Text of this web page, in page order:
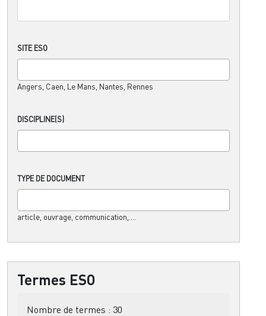
SITE ESO
Angers, Caen, Le Mans, Nantes, Rennes
DISCIPLINE(S)
TYPE DE DOCUMENT
article, ouvrage, communication,....
Termes ESO
Nombre de termes : 30